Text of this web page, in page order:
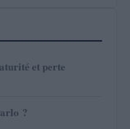
et perte
?